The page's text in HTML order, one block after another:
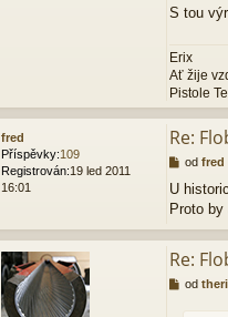
e
S tou
Erix
Ať žije
Pistole
fred
Příspěvky:109
Registrován:19 led 2011
16:01
Re:
P
s
p
ě
v
od fred
U
Proto
Re:
Pod